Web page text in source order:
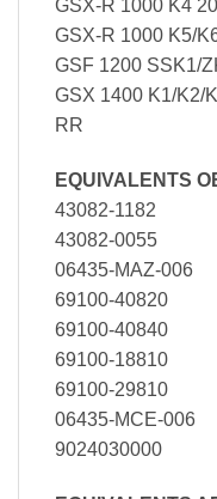
GSX-R 1000 K4
GSX-R 1000 K5/
GSF 1200 SSK1/
GSX 1400 K1/K2/
RR
EQUIVALENTS
43082-1182
43082-0055
06435-MAZ-006
69100-40820
69100-40840
69100-18810
69100-29810
06435-MCE-006
9024030000